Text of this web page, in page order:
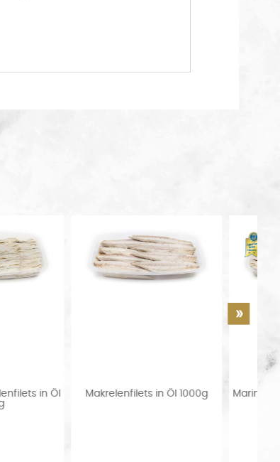
Makrelenfilets in Öl 1000g
Marinierte Sardellenfilets in